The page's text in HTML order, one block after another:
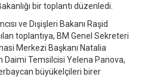
bir toplantı düzenledi.
ve Dışişleri Bakanı Raşid
toplantıya, BM Genel Sekreteri
Merkezi Başkanı Natalia
Temsilcisi Yelena Panova,
büyükelçileri birer